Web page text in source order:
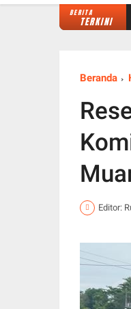
BERITA
TERKINI
di Jambi Sukses Digelar, Ribuan
Beranda
Editor: